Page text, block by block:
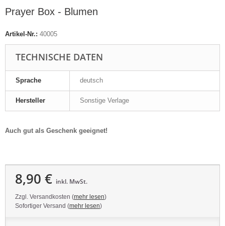
Prayer Box - Blumen
Artikel-Nr.: 40005
TECHNISCHE DATEN
Sprache deutsch
Hersteller Sonstige Verlage
Auch gut als Geschenk geeignet!
8,90 € inkl. MwSt.
Zzgl. Versandkosten (mehr lesen)
Sofortiger Versand (mehr lesen)